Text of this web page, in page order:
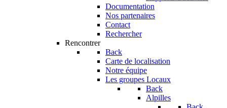
Documentation
Nos partenaires
Contact
Rechercher
Rencontrer
Back
Carte de localisation
Notre équipe
Les groupes Locaux
Back
Alpilles